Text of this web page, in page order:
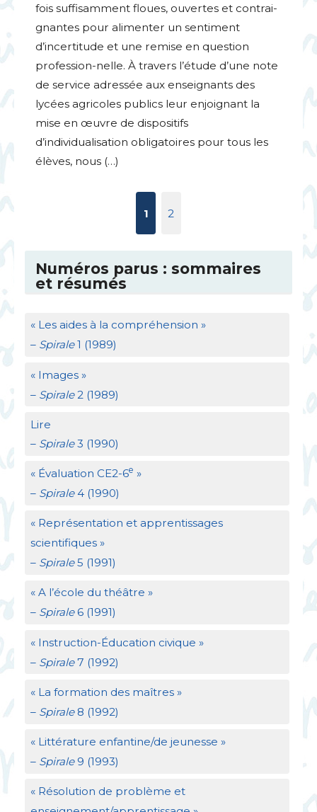
fois suffisamment floues, ouvertes et contrai-
gnantes pour alimenter un sentiment
d’incertitude et une remise en question
profession-nelle. À travers l’étude d’une note
de service adressée aux enseignants des
lycées agricoles publics leur enjoignant la
mise en œuvre de dispositifs
d’individualisation obligatoires pour tous les
élèves, nous (…)
1 2
Numéros parus : sommaires
et résumés
« Les aides à la compréhension »
– Spirale1 (1989)
« Images »
– Spirale2 (1989)
Lire
– Spirale3 (1990)
« Évaluation CE2-6e »
– Spirale4 (1990)
« Représentation et apprentissages
scientifiques »
– Spirale5 (1991)
« A l’école du théâtre »
– Spirale6 (1991)
« Instruction-Éducation civique »
– Spirale7 (1992)
« La formation des maîtres »
– Spirale8 (1992)
« Littérature enfantine/de jeunesse »
– Spirale9 (1993)
« Résolution de problème et